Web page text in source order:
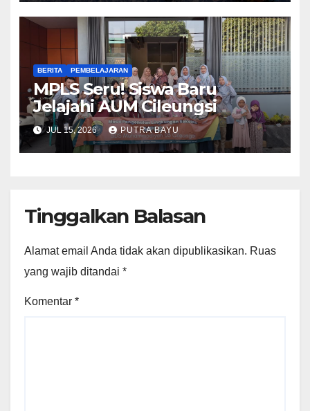
BERITA PEMBELAJARAN
MPLS Seru! Siswa Baru
Jelajahi AUM Cileungsi
JUL 15, 2026 PUTRA BAYU
Tinggalkan Balasan
Alamat email Anda tidak akan dipublikasikan. Ruas
yang wajib ditandai *
Komentar *